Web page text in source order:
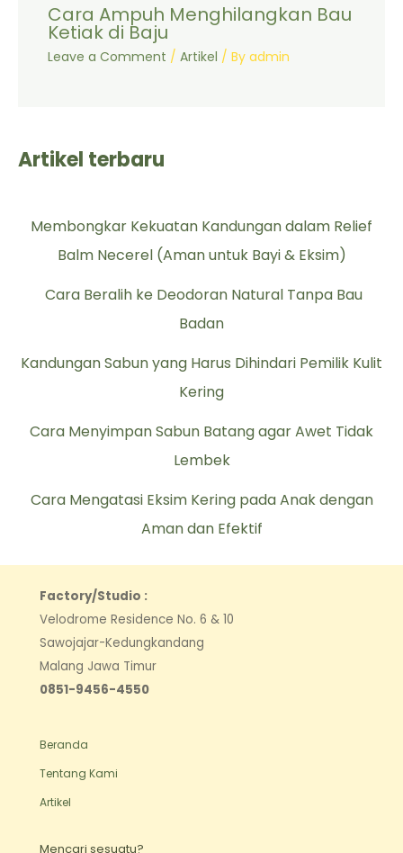
Cara Ampuh Menghilangkan Bau
Ketiak di Baju
Leave a Comment / Artikel / By admin
Artikel terbaru
Membongkar Kekuatan Kandungan dalam Relief
Balm Necerel (Aman untuk Bayi & Eksim)
Cara Beralih ke Deodoran Natural Tanpa Bau
Badan
Kandungan Sabun yang Harus Dihindari Pemilik Kulit
Kering
Cara Menyimpan Sabun Batang agar Awet Tidak
Lembek
Cara Mengatasi Eksim Kering pada Anak dengan
Aman dan Efektif
Factory/Studio :
Velodrome Residence No. 6 & 10
Sawojajar-Kedungkandang
Malang Jawa Timur
0851-9456-4550
Beranda
Tentang Kami
Artikel
Mencari sesuatu?